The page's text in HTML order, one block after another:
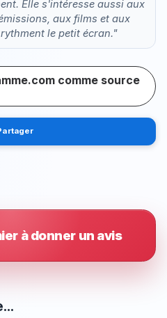
Elle s'intéresse aussi aux
aux films et aux
le petit écran."
comme source
à donner un avis